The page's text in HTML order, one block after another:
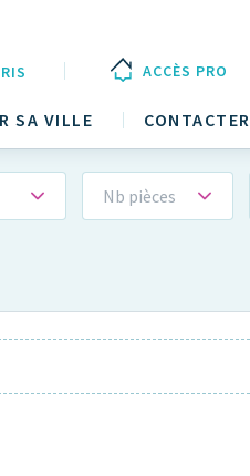
SA VILLE
ACCÈS PRO
Nb pièces